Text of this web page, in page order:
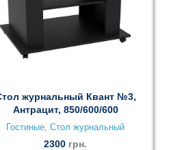
журнальный Квант №3,
Антрацит, 850/600/600
Гостиные ,Стол журнальный
2300 грн.